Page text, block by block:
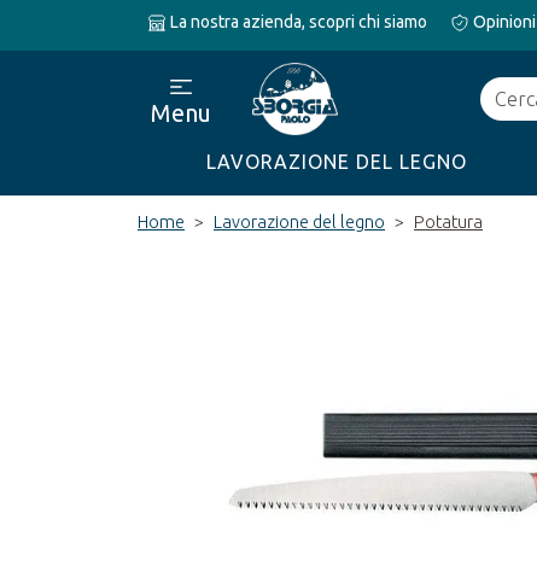
La nostra azienda, scopri chi siamo Opinioni
Cerca
Menu
LAVORAZIONE DEL LEGNO
Home Lavorazione del legno Potatura